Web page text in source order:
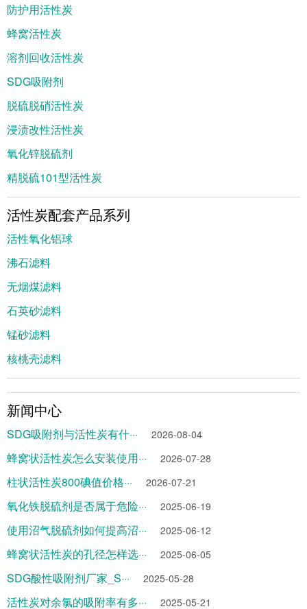
防护用活性炭
蜂窝活性炭
溶剂回收活性炭
SDG吸附剂
脱硫脱硝活性炭
浸渍改性活性炭
氧化锌脱硫剂
精脱硫101型活性炭
活性炭配套产品系列
活性氧化铝球
沸石滤料
无烟煤滤料
石英砂滤料
锰砂滤料
核桃壳滤料
新闻中心
SDG吸附剂与活性炭有什··· 2026-08-04
蜂窝状活性炭怎么安装使用··· 2026-07-28
柱状活性炭800碘值价格··· 2026-07-21
氧化铁脱硫剂是否属于危险··· 2025-06-19
使用沼气脱硫剂如何提高沼··· 2025-06-12
蜂窝状活性炭的孔径怎样选··· 2025-06-05
SDG酸性吸附剂厂家_S··· 2025-05-28
活性炭对余氯的吸附率有多··· 2025-05-21